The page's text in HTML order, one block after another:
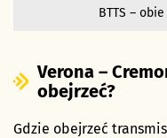
BTTS –
Verona –
obejrzeć?
Gdzie obejrzeć